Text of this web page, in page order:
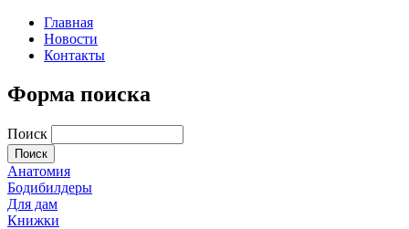
Главная
Новости
Контакты
Форма поиска
Поиск
Анатомия
Бодибилдеры
Для дам
Книжки